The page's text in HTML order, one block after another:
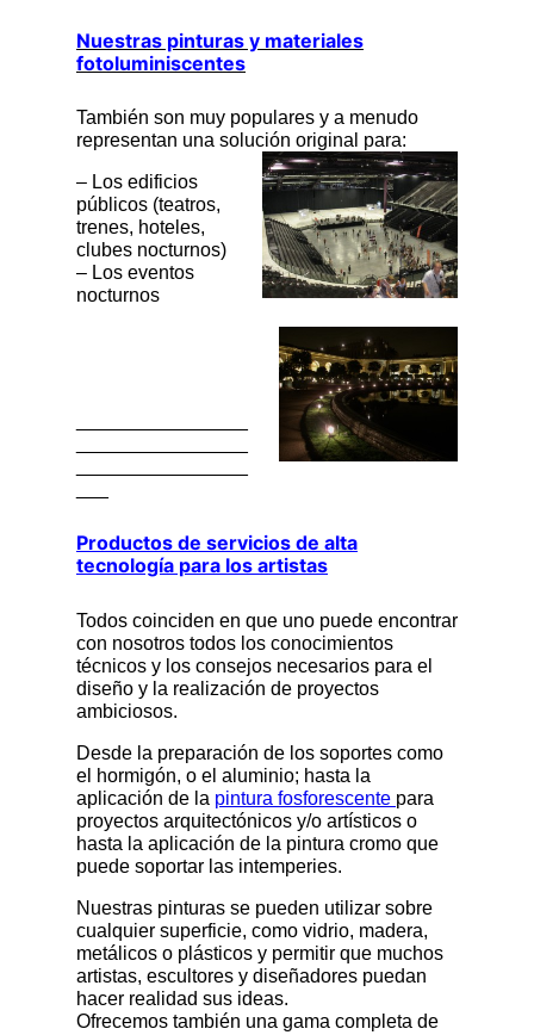
Nuestras pinturas y materiales
fotoluminiscentes
También son muy populares y a menudo
representan una solución original para:
– Los edificios
públicos (teatros,
trenes, hoteles,
clubes nocturnos)
– Los eventos
nocturnos
Productos de servicios de alta
tecnología para los artistas
Todos coinciden en que uno puede encontrar
con nosotros todos los conocimientos
técnicos y los consejos necesarios para el
diseño y la realización de proyectos
ambiciosos.
Desde la preparación de los soportes como
el hormigón, o el aluminio; hasta la
aplicación de la pintura fosforescente para
proyectos arquitectónicos y/o artísticos o
hasta la aplicación de la pintura cromo que
puede soportar las intemperies.
Nuestras pinturas se pueden utilizar sobre
cualquier superficie, como vidrio, madera,
metálicos o plásticos y permitir que muchos
artistas, escultores y diseñadores puedan
hacer realidad sus ideas.
Ofrecemos también una gama completa de